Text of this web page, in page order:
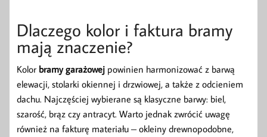
Dlaczego kolor i faktura bramy
mają znaczenie?
Kolor bramy garażowej powinien harmonizować z barwą
elewacji, stolarki okiennej i drzwiowej, a także z odcieniem
dachu. Najczęściej wybierane są klasyczne barwy: biel,
szarość, brąz czy antracyt. Warto jednak zwrócić uwagę
również na fakturę materiału – okleiny drewnopodobne,